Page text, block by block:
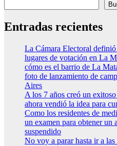
Entradas recientes
La Cámara Electoral
lugares de votación en La
cómo es el barrio de La
foto de lanzamiento de
Aires
A los 7 años creó un
ahora vendió la idea para
Como los residentes de
un examen para obtener un
suspendido
No voy a parar hasta ir a